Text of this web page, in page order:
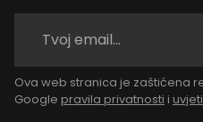
Ova web stranica je zaštićena
Google pravila privatnosti i